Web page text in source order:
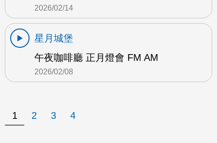
2026/02/14
星月城堡
午夜咖啡廳 正月燈會 FM AM
2026/02/08
1 2 3 4